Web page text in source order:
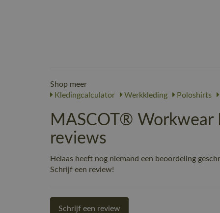
Shop meer
Kledingcalculator
Werkkleding Poloshirts
MASCOT® Workwear
reviews
Helaas heeft nog niemand een beoordeling
Schrijf een review!
Schrijf een review